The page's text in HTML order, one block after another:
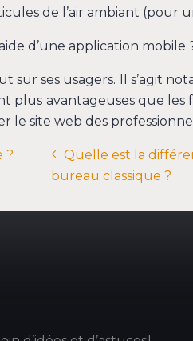
de l’air ambiant (pour
d’une application mobile
ses usagers. Il s’agit
plus avantageuses que
le site web des
?
Quelle est la
bureau classique ?